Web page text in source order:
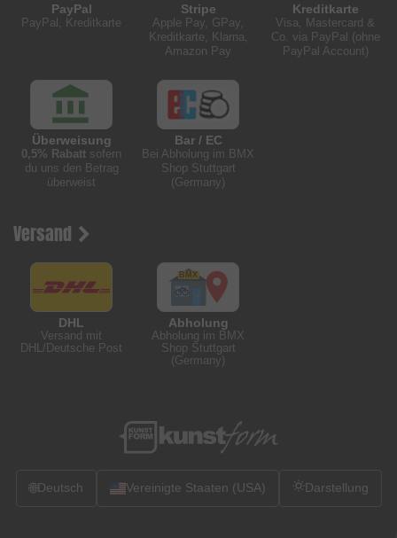
PayPal
PayPal, Kreditkarte
Stripe
Apple Pay, GPay,
Kreditkarte, Klarna,
Amazon Pay
Kreditkarte
Visa, Mastercard &
Co. via PayPal (ohne
PayPal Account)
Überweisung
0,5% Rabatt sofern
du uns den Betrag
überweist
Bar / EC
Bei Abholung im BMX
Shop Stuttgart
(Germany)
Versand
DHL
Versand mit
DHL/Deutsche Post
Abholung
Abholung im BMX
Shop Stuttgart
(Germany)
🌐Deutsch Vereinigte Staaten (USA) Darstellung